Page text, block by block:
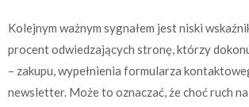
Kolejnym ważnym sygnałem jest niski
procent odwiedzających stronę, którzy
– zakupu, wypełnienia formularza
newsletter. Może to oznaczać, że choć ruch